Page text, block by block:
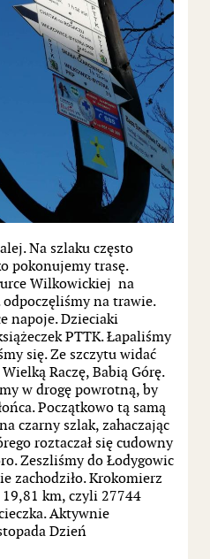
Na szlaku często
pokonujemy trasę.
Wilkowickiej na
na trawie.
napoje. Dzieciaki
PTTK. Łapaliśmy
się. Ze szczytu widać
Raczę, Babią Górę.
w drogę powrotną, by
Początkowo tą samą
czarny szlak, zahaczając
roztaczał się cudowny
Zeszliśmy do Łodygowic
zachodziło. Krokomierz
19,81 km, czyli 27744
Aktywnie
Dzień